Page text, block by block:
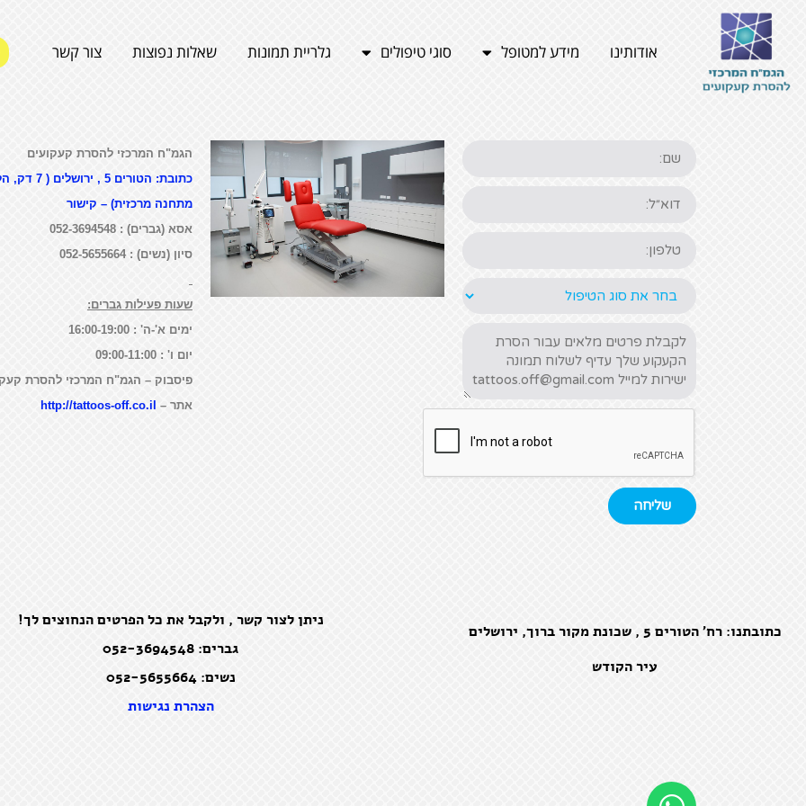
אודותינו מידע למטופל סוגי טיפולים גלריית תמונות שאלות נפוצות צור קשר צור קשר חדש
שלך:
שליחה
הגמ"ח המרכזי להסרת קעקועים
כתובת: הטורים 5 ,
מתחנה מרכזית) – קישור
אסא (גברים) : 052-3694548
סיון (נשים) : 052-5655664
שעות פעילות גברים:
ימים א'-ה' : 16:00-19:00
יום ו' : 09:00-11:00
פיסבוק – הגמ"ח המרכזי להסרת
אתר – http://tattoos-off.co.il
כתובתנו: רח' הטורים 5 , שכונת מקור ברוך, ירושלים
עיר הקודש
ניתן לצור קשר , ולקבל את כל הפרטים הנחוצים לך!
גברים: 052-3694548
נשים: 052-5655664
הצהרת נגישות